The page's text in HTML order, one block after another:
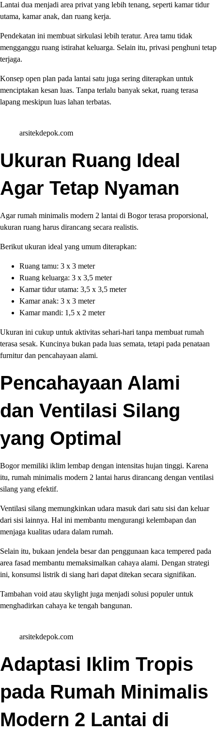
Lantai dua menjadi area privat yang lebih tenang, seperti kamar tidur
utama, kamar anak, dan ruang kerja.
Pendekatan ini membuat sirkulasi lebih teratur. Area tamu tidak
mengganggu ruang istirahat keluarga. Selain itu, privasi penghuni tetap
terjaga.
Konsep open plan pada lantai satu juga sering diterapkan untuk
menciptakan kesan luas. Tanpa terlalu banyak sekat, ruang terasa
lapang meskipun luas lahan terbatas.
arsitekdepok.com
Ukuran Ruang Ideal
Agar Tetap Nyaman
Agar rumah minimalis modern 2 lantai di Bogor terasa proporsional,
ukuran ruang harus dirancang secara realistis.
Berikut ukuran ideal yang umum diterapkan:
Ruang tamu: 3 x 3 meter
Ruang keluarga: 3 x 3,5 meter
Kamar tidur utama: 3,5 x 3,5 meter
Kamar anak: 3 x 3 meter
Kamar mandi: 1,5 x 2 meter
Ukuran ini cukup untuk aktivitas sehari-hari tanpa membuat rumah
terasa sesak. Kuncinya bukan pada luas semata, tetapi pada penataan
furnitur dan pencahayaan alami.
Pencahayaan Alami
dan Ventilasi Silang
yang Optimal
Bogor memiliki iklim lembap dengan intensitas hujan tinggi. Karena
itu, rumah minimalis modern 2 lantai harus dirancang dengan ventilasi
silang yang efektif.
Ventilasi silang memungkinkan udara masuk dari satu sisi dan keluar
dari sisi lainnya. Hal ini membantu mengurangi kelembapan dan
menjaga kualitas udara dalam rumah.
Selain itu, bukaan jendela besar dan penggunaan kaca tempered pada
area fasad membantu memaksimalkan cahaya alami. Dengan strategi
ini, konsumsi listrik di siang hari dapat ditekan secara signifikan.
Tambahan void atau skylight juga menjadi solusi populer untuk
menghadirkan cahaya ke tengah bangunan.
arsitekdepok.com
Adaptasi Iklim Tropis
pada Rumah Minimalis
Modern 2 Lantai di